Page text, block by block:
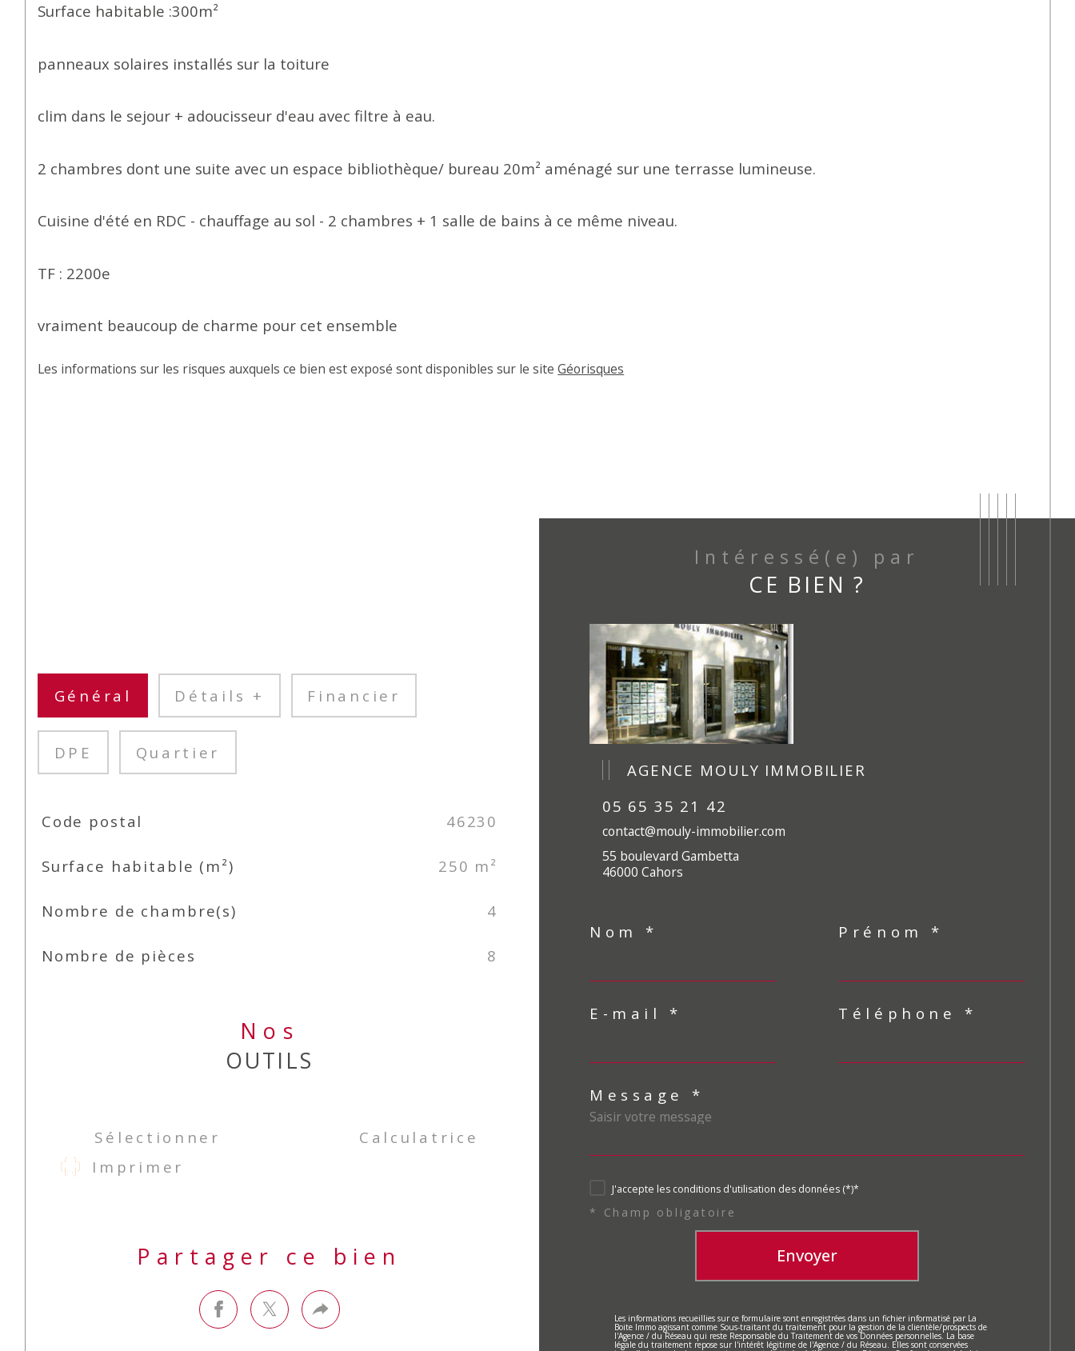
Surface habitable :300m²
panneaux solaires installés sur la toiture
clim dans le sejour + adoucisseur d'eau avec filtre à eau.
2 chambres dont une suite avec un espace bibliothèque/ bureau 20m² aménagé sur une terrasse lumineuse.
Cuisine d'été en RDC - chauffage au sol - 2 chambres + 1 salle de bains à ce même niveau.
TF : 2200e
vraiment beaucoup de charme pour cet ensemble
Les informations sur les risques auxquels ce bien est exposé sont disponibles sur le site Géorisques
Général Détails + Financier
DPE Quartier
TRAD_SIROCCO_Caracteristique
Code postal 46230
Surface habitable (m²) 250 m²
Nombre de chambre(s) 4
Nombre de pièces 8
Nos
OUTILS
Sélectionner
Calculatrice
Imprimer
Partager ce bien
Intéressé(e) par
CE BIEN ?
AGENCE MOULY IMMOBILIER
05 65 35 21 42
contact@mouly-immobilier.com
55 boulevard Gambetta
46000 Cahors
Nom * Prénom *
E-mail * Téléphone *
Message *
J'accepte les conditions d'utilisation des données (*)*
* Champ obligatoire
Envoyer
Les informations recueillies sur ce formulaire sont enregistrées dans un fichier informatisé par La
Boite Immo agissant comme Sous-traitant du traitement pour la gestion de la clientèle/prospects de
l'Agence / du Réseau qui reste Responsable du Traitement de vos Données personnelles. La base
légale du traitement repose sur l'intérêt légitime de l'Agence / du Réseau. Elles sont conservées